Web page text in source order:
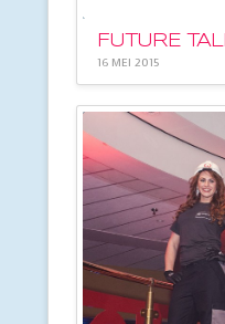
FUTURE
16 MEI 2015